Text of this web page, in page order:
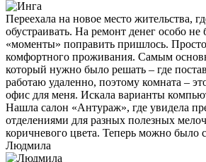
Переехала на новое место жительства,
обустраивать. На ремонт денег особо
«моменты» поправить пришлось.
комфортного проживания. Самым
который нужно было решать – где
работаю удаленно, поэтому комната –
офис для меня. Искала варианты
Нашла салон «Антураж», где увидела
отделениями для разных полезных
коричневого цвета. Теперь можно было
Людмила